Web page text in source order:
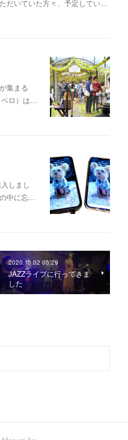
だいていた方々、予定してい…
集まる
ロ）は…
しまし
中に忘…
2020.10.02 05:29
JAZZライブに行ってきま
した